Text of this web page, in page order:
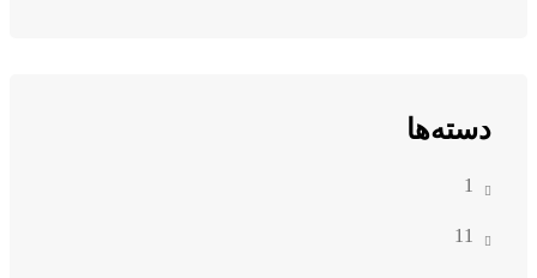
دسته‌ها